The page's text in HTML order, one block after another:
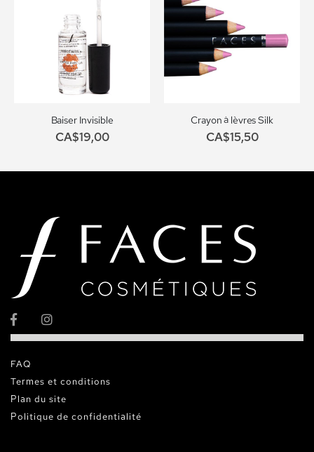
Baiser Invisible
CA$19,00
Crayon à lèvres Silk
CA$15,50
FAQ
Termes et conditions
Plan du site
Politique de confidentialité